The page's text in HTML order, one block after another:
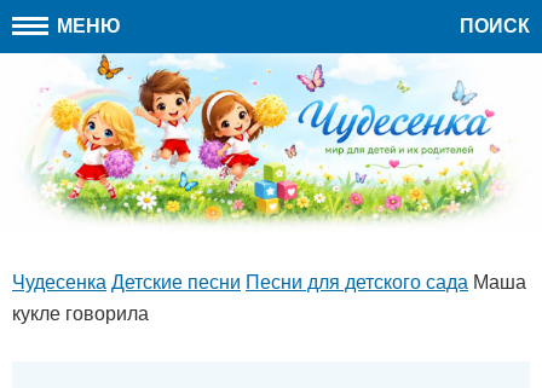
МЕНЮ ПОИСК
Чудесенка Детские песни Песни для детского сада Маша
кукле говорила